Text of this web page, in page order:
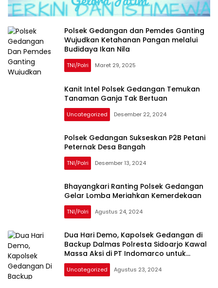
Polsek Gedangan dan Pemdes Ganting
Wujudkan Ketahanan Pangan melalui
Budidaya Ikan Nila
TNI/Polri Maret 29, 2025
Kanit Intel Polsek Gedangan Temukan
Tanaman Ganja Tak Bertuan
Uncategorized Desember 22, 2024
Polsek Gedangan Sukseskan P2B Petani
Peternak Desa Bangah
TNI/Polri Desember 13, 2024
Bhayangkari Ranting Polsek Gedangan
Gelar Lomba Meriahkan Kemerdekaan
TNI/Polri Agustus 24, 2024
Dua Hari Demo, Kapolsek Gedangan di
Backup Dalmas Polresta Sidoarjo Kawal
Massa Aksi di PT Indomarco untuk
Cegah Anarkis
Uncategorized Agustus 23, 2024